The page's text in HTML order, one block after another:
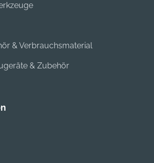
& Verbrauchsmaterial
& Zubehör